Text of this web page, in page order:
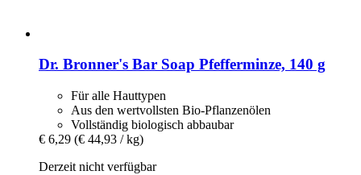
Dr. Bronner's Bar Soap Pfefferminze, 140 g
Für alle Hauttypen
Aus den wertvollsten Bio-Pflanzenölen
Vollständig biologisch abbaubar
€ 6,29 (€ 44,93 / kg)
Derzeit nicht verfügbar